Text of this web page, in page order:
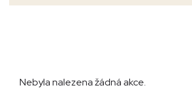
Nebyla nalezena žádná akce.